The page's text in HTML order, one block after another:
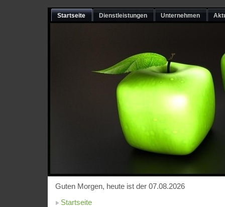
Startseite Dienstleistungen Unternehmen
Guten Morgen, heute ist der 07.08.2026
Startseite